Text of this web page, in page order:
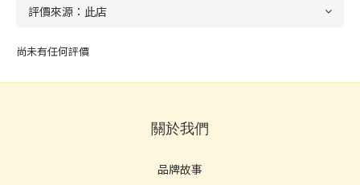
尚未有任何評價
關於我們
品牌故事